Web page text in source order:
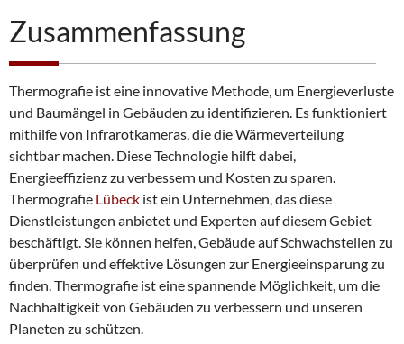
Zusammenfassung
Thermografie ist eine innovative Methode, um Energieverluste
und Baumängel in Gebäuden zu identifizieren. Es funktioniert
mithilfe von Infrarotkameras, die die Wärmeverteilung
sichtbar machen. Diese Technologie hilft dabei,
Energieeffizienz zu verbessern und Kosten zu sparen.
Thermografie Lübeck ist ein Unternehmen, das diese
Dienstleistungen anbietet und Experten auf diesem Gebiet
beschäftigt. Sie können helfen, Gebäude auf Schwachstellen zu
überprüfen und effektive Lösungen zur Energieeinsparung zu
finden. Thermografie ist eine spannende Möglichkeit, um die
Nachhaltigkeit von Gebäuden zu verbessern und unseren
Planeten zu schützen.